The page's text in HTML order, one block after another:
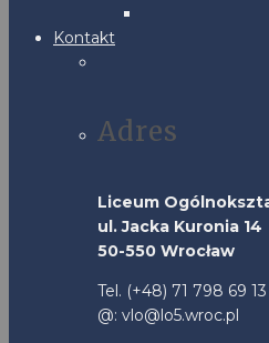
Kontakt
Adres
Liceum
ul. Jacka Kuronia 14
50-550 Wrocław
Tel. (+48) 71 798 69 13
@: vlo@lo5.wroc.pl